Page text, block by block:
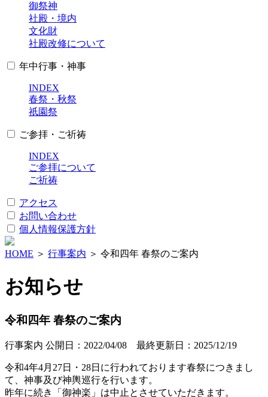
御祭神
社殿・境内
文化財
社殿改修について
年中行事・神事
INDEX
春祭・秋祭
祇園祭
ご参拝・ご祈祷
INDEX
ご参拝について
ご祈祷
アクセス
お問い合わせ
個人情報保護方針
HOME ＞ 行事案内 ＞ 令和四年 春祭のご案内
お知らせ
令和四年 春祭のご案内
行事案内 公開日：2022/04/08 最終更新日：2025/12/19
令和4年4月27日・28日に行われております春祭につきまし
て、神事及び神輿巡行を行います。
昨年に続き「御神楽」は中止とさせていただきます。